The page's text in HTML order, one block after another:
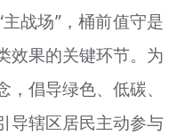
战场”，桶前值守是
效果的关键环节。为
倡导绿色、低碳、
导辖区居民主动参与